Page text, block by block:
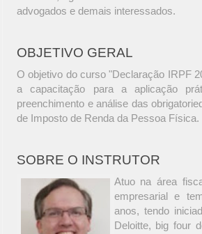
advogados e demais interessados.
OBJETIVO GERAL
O objetivo do curso "Declaração IRPF
a capacitação para a aplicação
preenchimento e análise das
de Imposto de Renda da Pessoa Física.
SOBRE O INSTRUTOR
Atuo na área
empresarial e
anos, tendo
Deloitte, big four